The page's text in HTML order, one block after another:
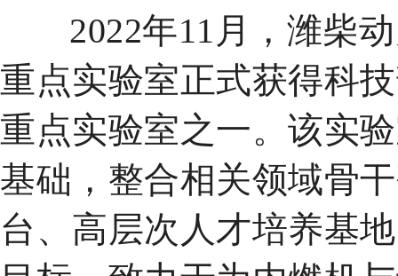
2022年11月，潍柴
重点实验室正式获得科
重点实验室之一。该实
基础，整合相关领域骨
台、高层次人才培养基